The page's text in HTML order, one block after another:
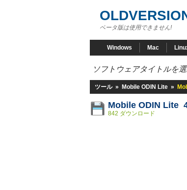
ベータ版は使用できません!
Windows Mac
ソフトウェアタイトルを
ツール » Mobile ODIN Lite »
Mobile ODIN Lite
842 ダウンロード